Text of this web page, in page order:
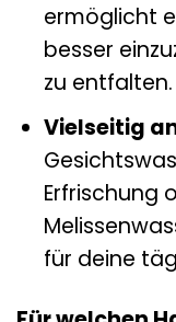
ermöglicht
besser
zu entfalten.
Vielseitig
Erfrischung
für deine